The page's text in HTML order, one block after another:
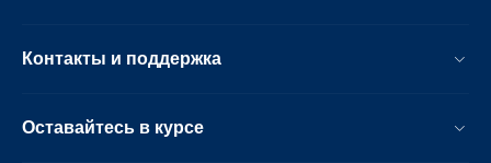
Контакты и поддержка
Оставайтесь в курсе